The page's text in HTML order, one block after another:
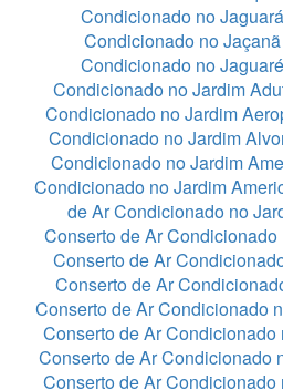
Condicionado no Jaguará
Condicionado no Jaçanã
Condicionado no Jaguaré
Condicionado no Jardim
Condicionado no Jardim
Condicionado no Jardim
Condicionado no Jardim
Condicionado no Jardim
de Ar Condicionado no
Conserto de Ar
Conserto de Ar
Conserto de Ar
Conserto de Ar Condicionado
Conserto de Ar
Conserto de Ar Condicionado
Conserto de Ar Condicionado